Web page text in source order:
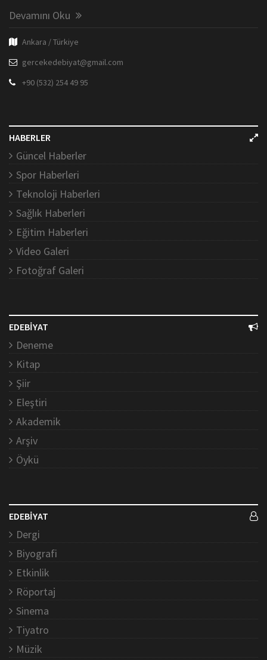
Devamını Oku
Ankara / Türkiye
gercekedebiyat@gmail.com
+90 (532) 254 49 95
HABERLER
Güncel Haberler
Spor Haberleri
Teknoloji Haberleri
Sağlık Haberleri
Eğitim Haberleri
Video Galeri
Fotoğraf Galeri
EDEBİYAT
Deneme
Kitap
Şiir
Eleştiri
Akademik
Arşiv
Öykü
EDEBİYAT
Dergi
Biyografi
Etkinlik
Röportaj
Sinema
Tiyatro
Müzik